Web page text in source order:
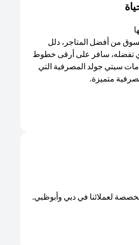
من أفضل المتاجر، دلل
تفضله، سافر على أرقى خطوط
سيتي جولد المصرفية التي
متميزة.
لعملائنا في دبي وأبوظبي.